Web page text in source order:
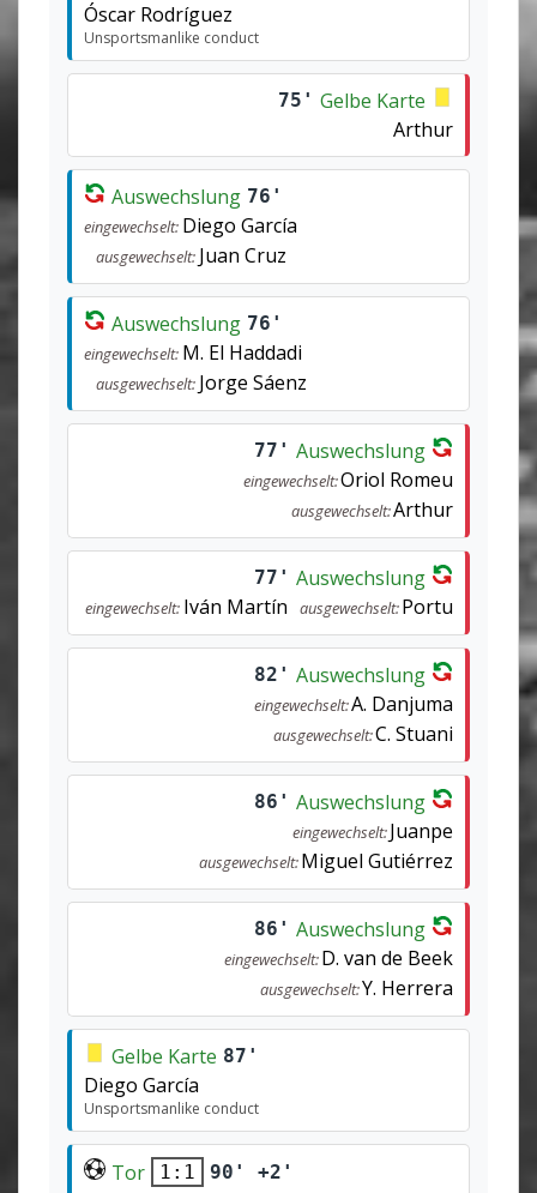
Óscar Rodríguez
Unsportsmanlike conduct
75' Gelbe Karte
Arthur
Auswechslung 76'
eingewechselt: Diego García
ausgewechselt: Juan Cruz
Auswechslung 76'
eingewechselt: M. El Haddadi
ausgewechselt: Jorge Sáenz
77' Auswechslung
eingewechselt:Oriol Romeu
ausgewechselt:Arthur
77' Auswechslung
eingewechselt: Iván Martín ausgewechselt:Portu
82' Auswechslung
eingewechselt:A. Danjuma
ausgewechselt:C. Stuani
86' Auswechslung
eingewechselt:Juanpe
ausgewechselt:Miguel Gutiérrez
86' Auswechslung
eingewechselt:D. van de Beek
ausgewechselt:Y. Herrera
Gelbe Karte 87'
Diego García
Unsportsmanlike conduct
Tor 1:1 90' +2'